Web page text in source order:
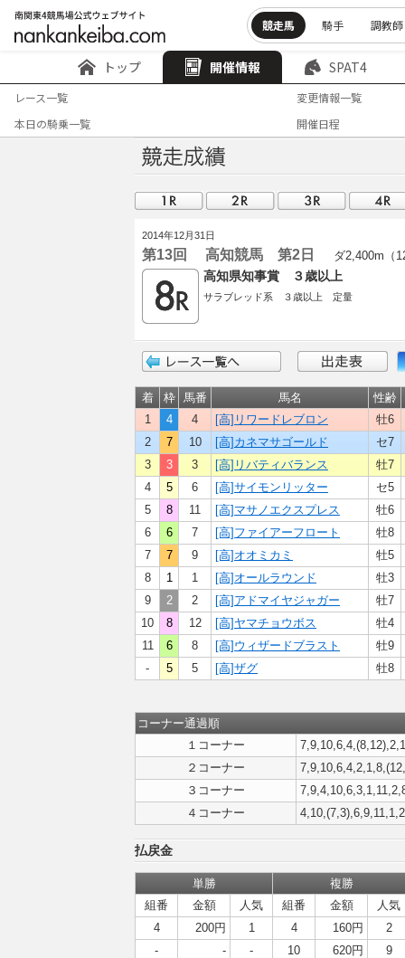
競走馬 騎手 調教師
トップ 開催情報 SPAT4
レース一覧
変更情報一覧
本日の騎乗一覧
開催日程
2014年12月31日
第13回 高知競馬 第2日 ダ2,400m（
高知県知事賞 ３歳以上
サラブレッド系 ３歳以上 定量
着 枠 馬番 馬名
性齢
1
4 4 [高]リワードレブロン
牡6
2
7 10 [高]カネマサゴールド
セ7
3
3 3 [高]リバティバランス
牡7
4
5 6 [高]サイモンリッター
セ5
5
8 11 [高]マサノエクスプレス
牡6
6
6 7 [高]ファイアーフロート
牡8
7
7 9 [高]オオミカミ
牡5
8
1 1 [高]オールラウンド
牡3
9
2 2 [高]アドマイヤジャガー
牡7
10
8 12 [高]ヤマチョウボス
牡4
11
6 8 [高]ウィザードブラスト
牡9
-
5 5 [高]ザグ 牡8
コーナー通過順
１コーナー
２コーナー
３コーナー
４コーナー
払戻金
単勝
複勝
組番
金額 人気 組番 金額
人気
4
200円 1 4 160円
2
-
- - 10 620円
9